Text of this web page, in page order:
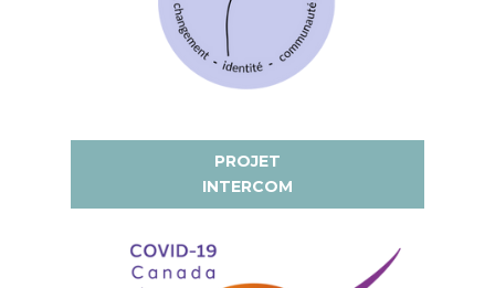
PROJET
INTERCOM